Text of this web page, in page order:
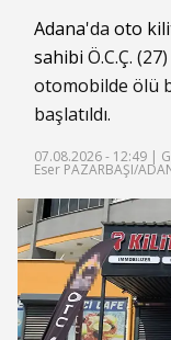
Adana'da oto
sahibi Ö.C.Ç.
otomobilde ölü
başlatıldı.
07.08.2026 - 12:49 |
Eser PAZARBAŞI/